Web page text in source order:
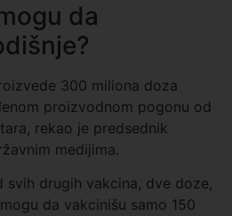
da
300 miliona doza
proizvodnom pogonu od
rekao je predsednik
medijima.
svih drugih vakcina, dve doze,
da vakcinišu samo 150